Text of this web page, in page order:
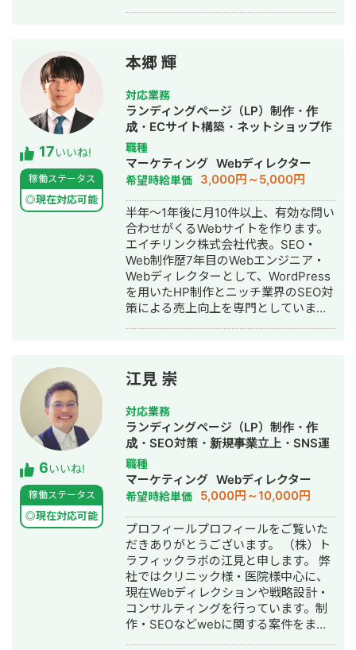
17いいね!
稼働ステータス
◎現在対応可能
本郷 輝
対応業務
ランディングページ（LP）制作・作
成・ECサイト構築・ネットショップ作
成代行・SEO対策・記事作成代行・ラ
イティング・ホームページ制作・作
成・オウンドメディア制作・構築・運
用代行
職種
マーケティング Webディレクター
希望時給単価 3,000円～5,000円
半年～1年後に月10件以上、有効な問い
合わせがくるWebサイトを作ります。
エイチリンク株式会社代表。SEO・
Web制作歴7年目のWebエンジニア・
Webディレクターとして、WordPress
を用いたHP制作とニッチ業界のSEO対
策による売上向上を専門としていま
した。SEO対策においては、ゼロから
立ち上げた新規サイトをニッチ市場で
サービスキーワード検索1位に導き、月
間1.5万PV、月商500万円の売上を実現
した実績があります。 エンジニア知識
を持ったSEOディレクターとして、大
量のページを作成するようないわゆる
データベース型のサイトの構築も得意
です。 競合が対応しきれないような細
かいキーワードまで対策して、お問合
せにつなげる戦略でお客様の売上に貢
献します。 少し珍しいキャリアの特徴
として、Fリーグ（フットサル日本トッ
プリーグ）のエスポラーダ北海道、バ
サジィ大分でプロ選手として活動しな
がらWeb制作の経験を積んできました
（バサジィ大分在籍時は完全プロ契約
のため1年間休職）。 アスリートとし
6いいね!
稼働ステータス
◎現在対応可能
江見 崇
対応業務
ランディングページ（LP）制作・作
成・SEO対策・新規事業立上・SNS運
用代行・記事作成代行・ライティン
グ・翻訳・ホームページ制作・作成・
バナー制作・デザイン・ロゴデザイ
ン・作成・イラスト制作・リスティン
グ広告運用代行
職種
マーケティング Webディレクター
希望時給単価 5,000円～10,000円
プロフィールプロフィールをご覧いた
だきありがとうございます。 （株）ト
ラフィックラボの江見と申します。 弊
社ではクリニック様・医院様中心に、
現在Webディレクションや戦略設計・
コンサルティングを行っています。制
作・SEOなどwebに関する案件をまる